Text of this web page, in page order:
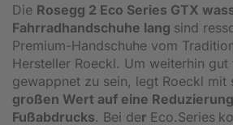
Die Rosegg 2 Eco Series GTX
Fahrradhandschuhe lang sind
Premium-Handschuhe vom
Hersteller Roeckl. Um weiterhin
gewappnet zu sein, legt Roeckl mit
großen Wert auf eine
Fußabdrucks. Bei der Eco.Series